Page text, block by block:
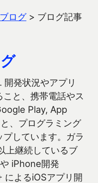
ログ> ブログ記事
発状況やアプリ
こと、携帯電話やス
Play, App
、プログラミング
しています。ガラ
上継続しているブ
iPhone開発
によるiOSアプリ開